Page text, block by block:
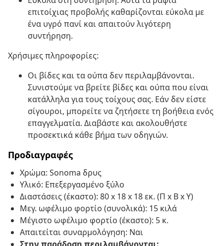
επιτοίχιας προβολής καθαρίζονται εύκολα με
ένα υγρό πανί και απαιτούν λιγότερη
συντήρηση.
Χρήσιμες πληροφορίες:
Οι βίδες και τα ούπα δεν περιλαμβάνονται.
Συνιστούμε να βρείτε βίδες και ούπα που είναι
κατάλληλα για τους τοίχους σας. Εάν δεν είστε
σίγουροι, μπορείτε να ζητήσετε τη βοήθεια ενός
επαγγελματία. Διαβάστε και ακολουθήστε
προσεκτικά κάθε βήμα των οδηγιών.
Προδιαγραφές
Χρώμα: Sonoma δρυς
Υλικό: Επεξεργασμένο ξύλο
Διαστάσεις (έκαστο): 80 x 18 x 18 εκ. (Π x Β x Υ)
Μεγ. ωφέλιμο φορτίο (συνολικά): 15 κιλά
Μέγιστο ωφέλιμο φορτίο (έκαστο): 5 κ.
Απαιτείται συναρμολόγηση: Ναι